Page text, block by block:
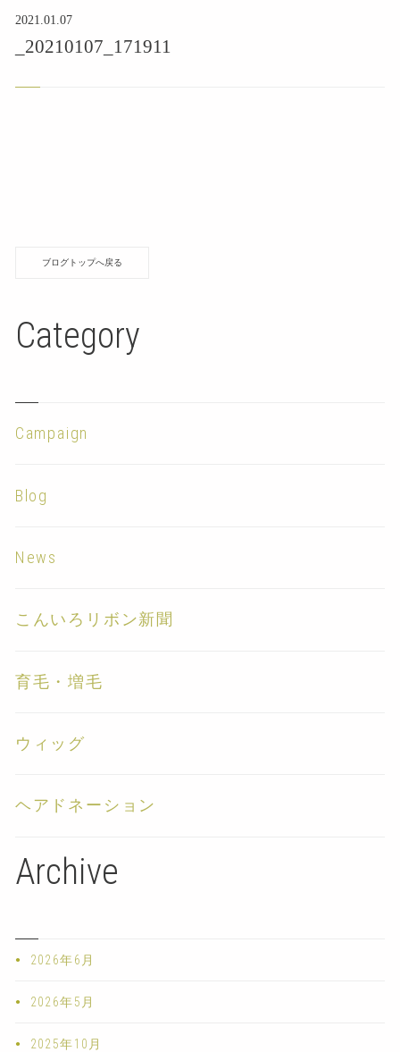
2021.01.07
_20210107_171911
ブログトップへ戻る
Category
Campaign
Blog
News
こんいろリボン新聞
育毛・増毛
ウィッグ
ヘアドネーション
Archive
2026年6月
2026年5月
2025年10月